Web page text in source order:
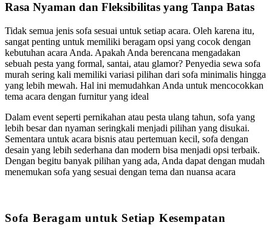
Rasa Nyaman dan Fleksibilitas yang Tanpa Batas
Tidak semua jenis sofa sesuai untuk setiap acara. Oleh karena itu,
sangat penting untuk memiliki beragam opsi yang cocok dengan
kebutuhan acara Anda. Apakah Anda berencana mengadakan
sebuah pesta yang formal, santai, atau glamor? Penyedia sewa sofa
murah sering kali memiliki variasi pilihan dari sofa minimalis hingga
yang lebih mewah. Hal ini memudahkan Anda untuk mencocokkan
tema acara dengan furnitur yang ideal
Dalam event seperti pernikahan atau pesta ulang tahun, sofa yang
lebih besar dan nyaman seringkali menjadi pilihan yang disukai.
Sementara untuk acara bisnis atau pertemuan kecil, sofa dengan
desain yang lebih sederhana dan modern bisa menjadi opsi terbaik.
Dengan begitu banyak pilihan yang ada, Anda dapat dengan mudah
menemukan sofa yang sesuai dengan tema dan nuansa acara
Sofa Beragam untuk Setiap Kesempatan